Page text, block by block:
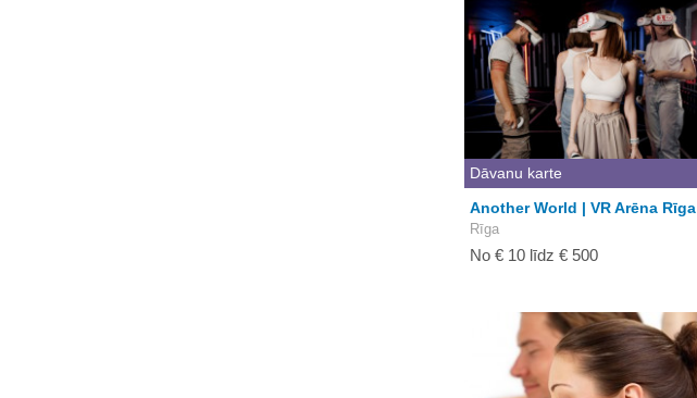
Dāvanu karte
Another World | VR Arēna Rīga
Rīga
No € 10 līdz € 500